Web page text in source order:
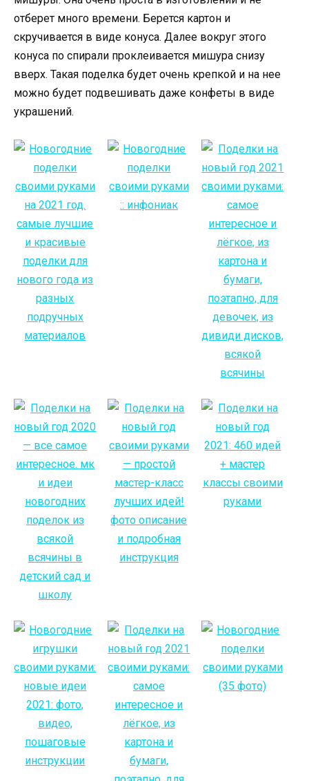
отберет много времени. Берется картон и
скручивается в виде конуса. Далее вокруг этого
конуса по спирали проклеивается мишура снизу
вверх. Такая поделка будет очень крепкой и на нее
можно будет подвешивать даже конфеты в виде
украшений.